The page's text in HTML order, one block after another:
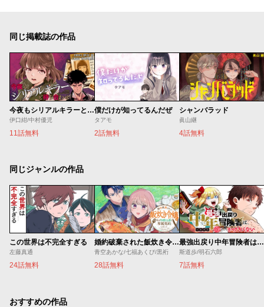
同じ掲載誌の作品
今夜もシリアルキラーと待ち合わせ
伊口紺/中村優児
11話無料
僕だけが知ってるんだぜ
タアモ
2話無料
シャンバラッド
眞山継
4話無料
同じジャンルの作品
この世界は不完全すぎる
左藤真通
24話無料
婚約破棄された飯炊き令嬢の私は冷酷公爵と専属契約しました～ですが胃袋を掴んだ結果、冷たかった公爵様がどんどん優しくなっています～
青空あかな/七福あくび/黒裄
28話無料
最強出戻り中年冒険者は、今さら命なんてかけたくない
斯道歩/明石六郎
7話無料
おすすめの作品